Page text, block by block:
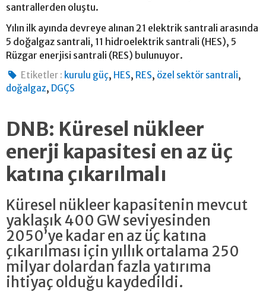
santrallerden oluştu.
Yılın ilk ayında devreye alınan 21 elektrik santrali arasında
5 doğalgaz santrali, 11 hidroelektrik santrali (HES), 5
Rüzgar enerjisi santrali (RES) bulunuyor.
Etiketler : kurulu güç, HES, RES, özel sektör santrali,
doğalgaz, DGÇS
DNB: Küresel nükleer
enerji kapasitesi en az üç
katına çıkarılmalı
Küresel nükleer kapasitenin mevcut
yaklaşık 400 GW seviyesinden
2050’ye kadar en az üç katına
çıkarılması için yıllık ortalama 250
milyar dolardan fazla yatırıma
ihtiyaç olduğu kaydedildi.